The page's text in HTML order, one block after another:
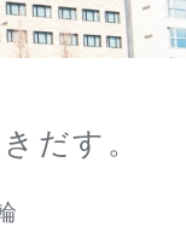
だす。